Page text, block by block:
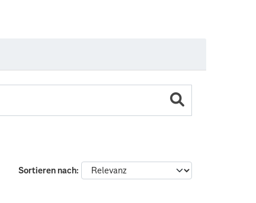
Sortieren nach